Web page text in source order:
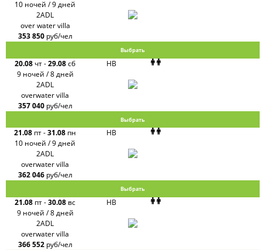
10 ночей / 9 дней
2ADL
over water villa
353 850 руб/чел
Выбрать
20.08 чт-29.08сб
9 ночей / 8 дней
HB
2ADL
overwater villa
357 040 руб/чел
Выбрать
21.08 пт-31.08 пн
10 ночей / 9 дней
HB
2ADL
overwater villa
362 046 руб/чел
Выбрать
21.08 пт-30.08 вс
9 ночей / 8 дней
HB
2ADL
overwater villa
366 552 руб/чел